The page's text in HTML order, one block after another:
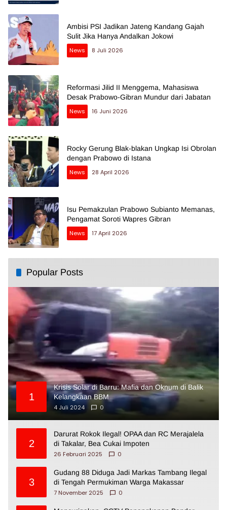
Ambisi PSI Jadikan Jateng Kandang Gajah
Sulit Jika Hanya Andalkan Jokowi
News
8 Juli 2026
Reformasi Jilid II Menggema, Mahasiswa
Desak Prabowo-Gibran Mundur dari Jabatan
News
16 Juni 2026
Rocky Gerung Blak-blakan Ungkap Isi Obrolan
dengan Prabowo di Istana
News
28 April 2026
Isu Pemakzulan Prabowo Subianto Memanas,
Pengamat Soroti Wapres Gibran
News
17 April 2026
Popular Posts
1
Krisis Solar di Barru: Mafia dan Oknum di Balik
Kelangkaan BBM
4 Juli 2024
0
2
Darurat Rokok Ilegal! OPAA dan RC Merajalela
di Takalar, Bea Cukai Impoten
26 Februari 2025
0
3
Gudang 88 Diduga Jadi Markas Tambang Ilegal
di Tengah Permukiman Warga Makassar
7 November 2025
0